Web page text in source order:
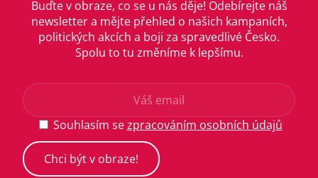
Buďte v obraze, co se u nás děje! Odebírejte náš
newsletter a mějte přehled o našich kampaních,
politických akcích a boji za spravedlivé Česko.
Spolu to tu změníme k lepšímu.
Souhlasím sezpracováním osobních údajů